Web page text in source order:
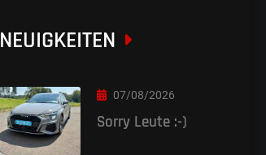
NEUIGKEITEN
07/08/2026
Sorry Leute :-)